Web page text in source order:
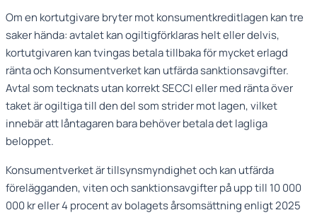
Om en kortutgivare bryter mot konsumentkreditlagen kan tre
saker hända: avtalet kan ogiltigförklaras helt eller delvis,
kortutgivaren kan tvingas betala tillbaka för mycket erlagd
ränta och Konsumentverket kan utfärda sanktionsavgifter.
Avtal som tecknats utan korrekt SECCI eller med ränta över
taket är ogiltiga till den del som strider mot lagen, vilket
innebär att låntagaren bara behöver betala det lagliga
beloppet.
Konsumentverket är tillsynsmyndighet och kan utfärda
förelägganden, viten och sanktionsavgifter på upp till 10 000
000 kr eller 4 procent av bolagets årsomsättning enligt 2025